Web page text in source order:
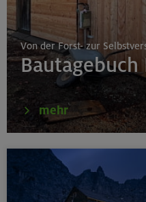
Von der Forst- zur
mehr